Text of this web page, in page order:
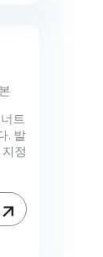
트
. 발
정